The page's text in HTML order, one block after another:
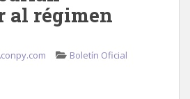
al régimen
Boletín Oficial